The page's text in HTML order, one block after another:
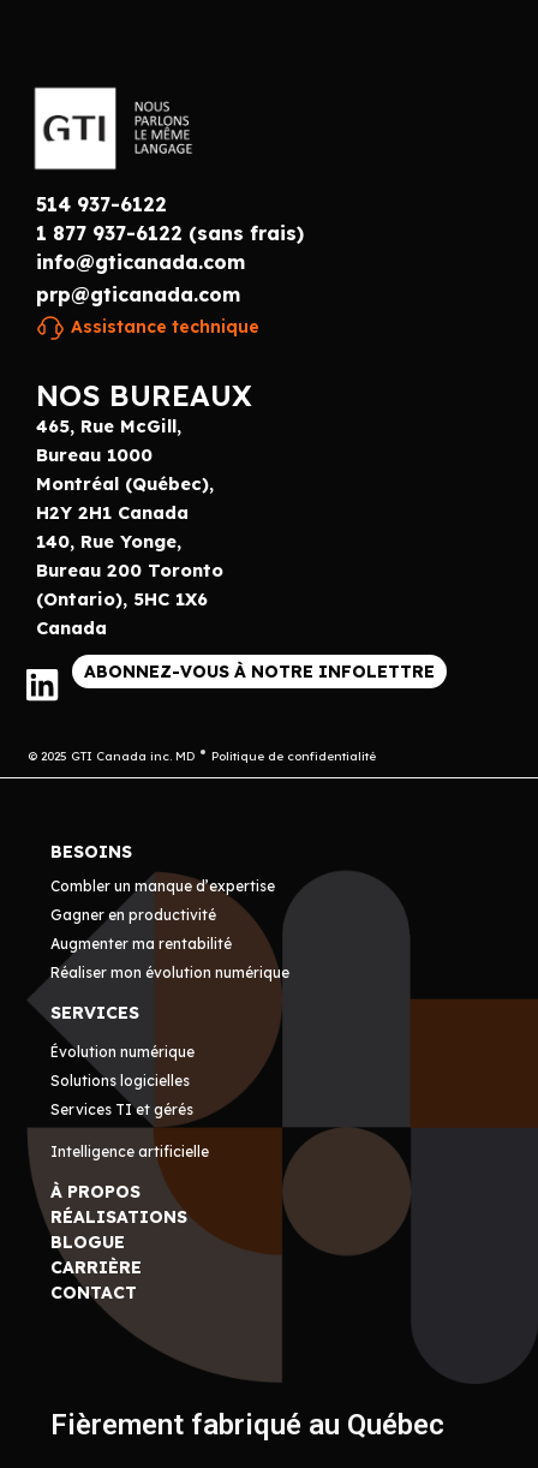
514 937-6122
1 877 937-6122 (sans frais)
info@gticanada.com
prp@gticanada.com
Assistance technique
NOS BUREAUX
465, Rue McGill,
Bureau 1000
Montréal (Québec),
H2Y 2H1 Canada
140, Rue Yonge,
Bureau 200 Toronto
(Ontario), 5HC 1X6
Canada
ABONNEZ-VOUS À NOTRE INFOLETTRE
© 2025 GTI Canada inc. MD Politique de confidentialité
BESOINS
Combler un manque d’expertise
Gagner en productivité
Augmenter ma rentabilité
Réaliser mon évolution numérique
SERVICES
Évolution numérique
Solutions logicielles
Services TI et gérés
Intelligence artificielle
À PROPOS
RÉALISATIONS
BLOGUE
CARRIÈRE
CONTACT
Fièrement fabriqué au Québec